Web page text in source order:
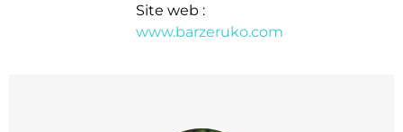
Site web :
www.barzeruko.com